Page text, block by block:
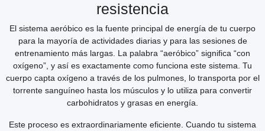
resistencia
El sistema aeróbico es la fuente principal de energía de tu cuerpo
para la mayoría de actividades diarias y para las sesiones de
entrenamiento más largas. La palabra “aeróbico” significa “con
oxígeno”, y así es exactamente como funciona este sistema. Tu
cuerpo capta oxígeno a través de los pulmones, lo transporta por el
torrente sanguíneo hasta los músculos y lo utiliza para convertir
carbohidratos y grasas en energía.
Este proceso es extraordinariamente eficiente. Cuando tu sistema